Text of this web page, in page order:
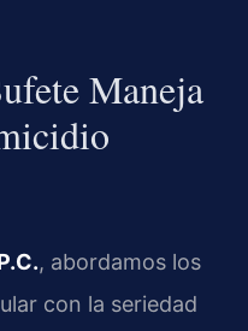
Maneja
, abordamos los
con la seriedad